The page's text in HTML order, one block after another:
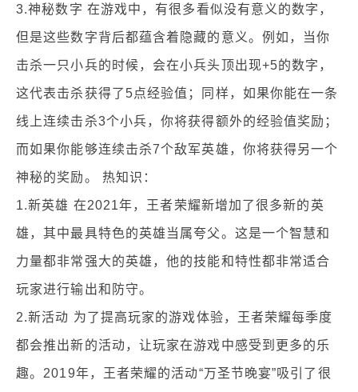
3.神秘数字 在游戏中，有很多看似没有意义的数字，
但是这些数字背后都蕴含着隐藏的意义。例如，当你
击杀一只小兵的时候，会在小兵头顶出现+5的数字，
这代表击杀获得了5点经验值；同样，如果你能在一条
线上连续击杀3个小兵，你将获得额外的经验值奖励；
而如果你能够连续击杀7个敌军英雄，你将获得另一个
神秘的奖励。 热知识：
1.新英雄 在2021年，王者荣耀新增加了很多新的英
雄，其中最具特色的英雄当属夸父。这是一个智慧和
力量都非常强大的英雄，他的技能和特性都非常适合
玩家进行输出和防守。
2.新活动 为了提高玩家的游戏体验，王者荣耀每季度
都会推出新的活动，让玩家在游戏中感受到更多的乐
趣。2019年，王者荣耀的活动“万圣节晚宴”吸引了很